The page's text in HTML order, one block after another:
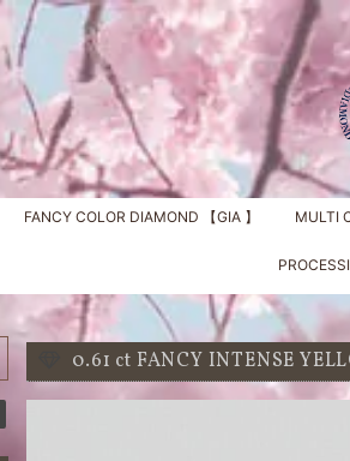
FANCY COLOR DIAMOND 【GIA 】 MULTI
0.61 ct FANCY INTENSE